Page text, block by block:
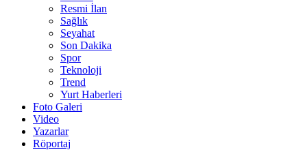
Resmi İlan
Sağlık
Seyahat
Son Dakika
Spor
Teknoloji
Trend
Yurt Haberleri
Foto Galeri
Video
Yazarlar
Röportaj